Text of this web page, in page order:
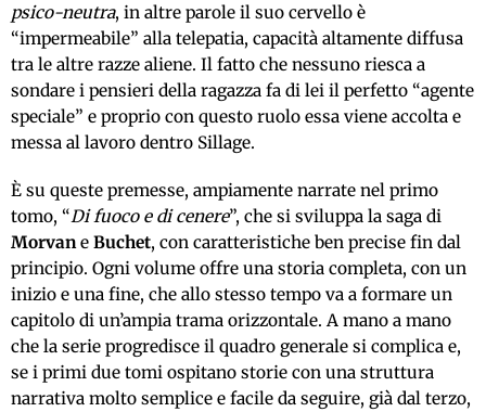
psico-neutra, in altre parole il suo cervello è
“impermeabile” alla telepatia, capacità altamente diffusa
tra le altre razze aliene. Il fatto che nessuno riesca a
sondare i pensieri della ragazza fa di lei il perfetto “agente
speciale” e proprio con questo ruolo essa viene accolta e
messa al lavoro dentro Sillage.
È su queste premesse, ampiamente narrate nel primo
tomo, “Di fuoco e di cenere”, che si sviluppa la saga di
Morvan e Buchet, con caratteristiche ben precise fin dal
principio. Ogni volume offre una storia completa, con un
inizio e una fine, che allo stesso tempo va a formare un
capitolo di un’ampia trama orizzontale. A mano a mano
che la serie progredisce il quadro generale si complica e,
se i primi due tomi ospitano storie con una struttura
narrativa molto semplice e facile da seguire, già dal terzo,